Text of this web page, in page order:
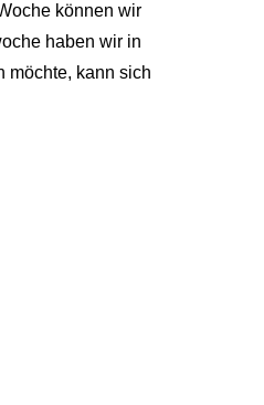
können wir
haben wir in
möchte, kann sich